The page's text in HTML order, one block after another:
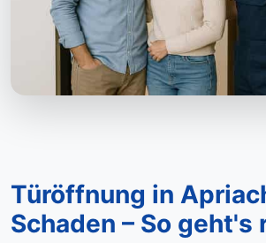
Türöffnung in
Schaden – So geht's